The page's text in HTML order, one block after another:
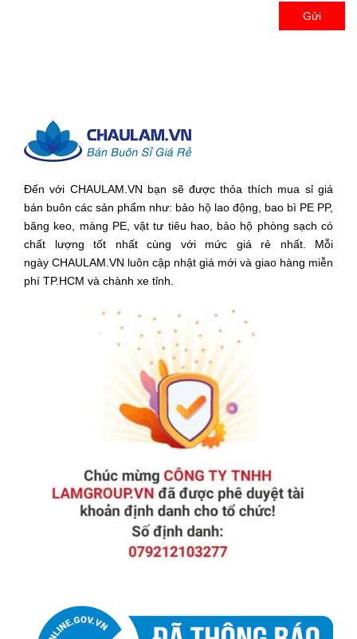
Gửi
Đến với CHAULAM.VN bạn sẽ được thỏa thích mua sỉ giá
bán buôn các sản phẩm như: bảo hộ lao động, bao bì PE PP,
băng keo, màng PE, vật tư tiêu hao, bảo hộ phòng sạch có
chất lượng tốt nhất cùng với mức giá rẻ nhất. Mỗi
ngày CHAULAM.VN luôn cập nhật giá mới và giao hàng miễn
phí TP.HCM và chành xe tỉnh.